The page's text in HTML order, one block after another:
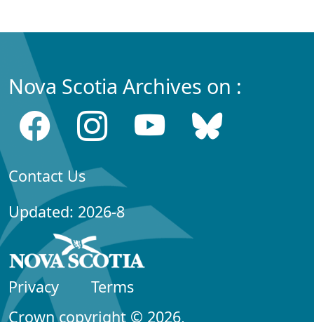
Nova Scotia Archives on :
Contact Us
Updated: 2026-8
Privacy
Terms
Crown copyright © 2026,